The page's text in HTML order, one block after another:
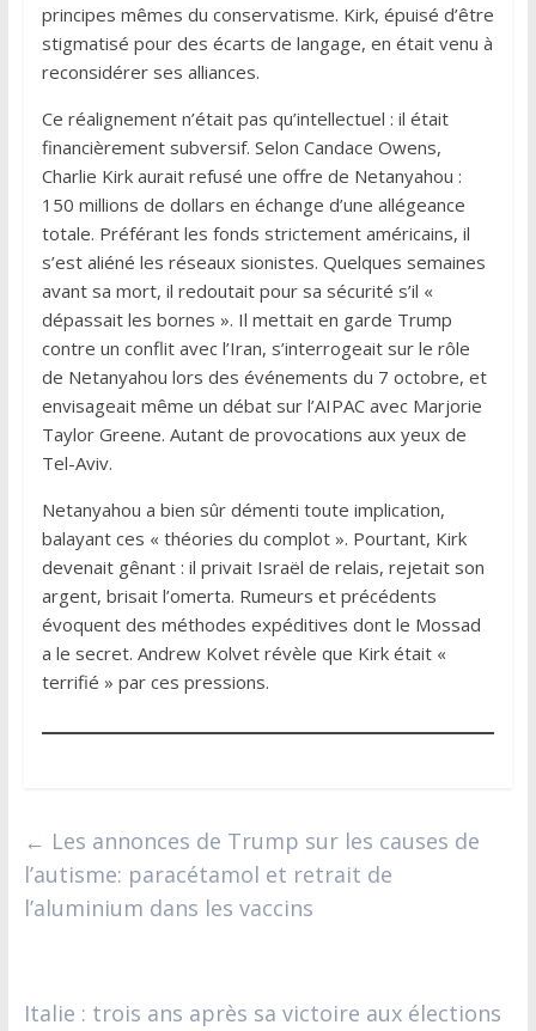
principes mêmes du conservatisme. Kirk, épuisé d’être
stigmatisé pour des écarts de langage, en était venu à
reconsidérer ses alliances.
Ce réalignement n’était pas qu’intellectuel : il était
financièrement subversif. Selon Candace Owens,
Charlie Kirk aurait refusé une offre de Netanyahou :
150 millions de dollars en échange d’une allégeance
totale. Préférant les fonds strictement américains, il
s’est aliéné les réseaux sionistes. Quelques semaines
avant sa mort, il redoutait pour sa sécurité s’il «
dépassait les bornes ». Il mettait en garde Trump
contre un conflit avec l’Iran, s’interrogeait sur le rôle
de Netanyahou lors des événements du 7 octobre, et
envisageait même un débat sur l’AIPAC avec Marjorie
Taylor Greene. Autant de provocations aux yeux de
Tel-Aviv.
Netanyahou a bien sûr démenti toute implication,
balayant ces « théories du complot ». Pourtant, Kirk
devenait gênant : il privait Israël de relais, rejetait son
argent, brisait l’omerta. Rumeurs et précédents
évoquent des méthodes expéditives dont le Mossad
a le secret. Andrew Kolvet révèle que Kirk était «
terrifié » par ces pressions.
← Les annonces de Trump sur les causes de
l’autisme: paracétamol et retrait de
l’aluminium dans les vaccins
Italie : trois ans après sa victoire aux élections